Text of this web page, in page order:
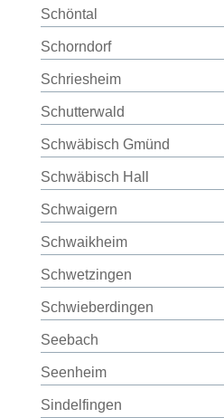
Schöntal
Schorndorf
Schriesheim
Schutterwald
Schwäbisch Gmünd
Schwäbisch Hall
Schwaigern
Schwaikheim
Schwetzingen
Schwieberdingen
Seebach
Seenheim
Sindelfingen